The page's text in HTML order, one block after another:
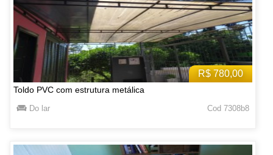
R$ 780,00
Toldo PVC com estrutura metálica
Do lar Cod 7308b8